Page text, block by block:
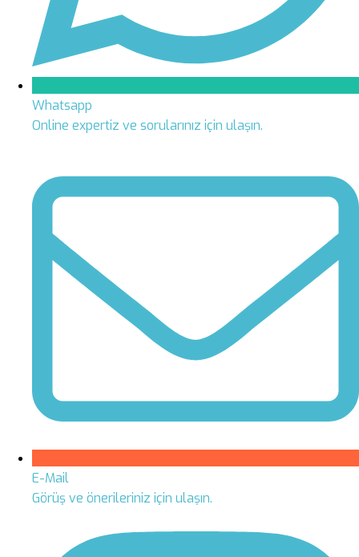
Whatsapp
Online expertiz ve sorularınız için ulaşın.
E-Mail
Görüş ve önerileriniz için ulaşın.